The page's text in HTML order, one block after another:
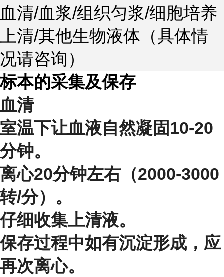
血清/血浆/组织匀浆/细胞培养
上清/其他生物液体（具体情
况请咨询）
标本的采集及保存
血清
室温下让血液自然凝固10-20
分钟。
离心20分钟左右（2000-3000
转/分）。
仔细收集上清液。
保存过程中如有沉淀形成，应
再次离心。